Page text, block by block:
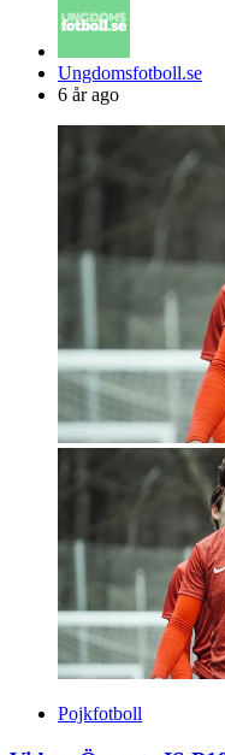
Posted
by
Ungdomsfotboll.se
6 år ago
Pojkfotboll